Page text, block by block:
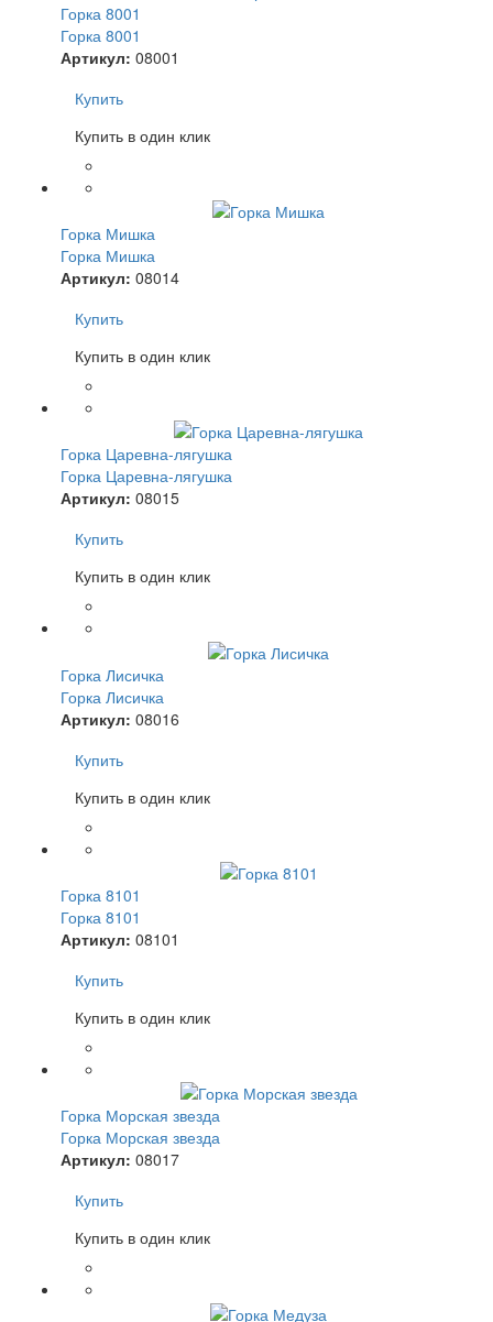
Горка 8001
Горка 8001
Артикул: 08001
Купить
Купить в один клик
Горка Мишка
Горка Мишка
Артикул: 08014
Купить
Купить в один клик
Горка Царевна-лягушка
Горка Царевна-лягушка
Артикул: 08015
Купить
Купить в один клик
Горка Лисичка
Горка Лисичка
Артикул: 08016
Купить
Купить в один клик
Горка 8101
Горка 8101
Артикул: 08101
Купить
Купить в один клик
Горка Морская звезда
Горка Морская звезда
Артикул: 08017
Купить
Купить в один клик